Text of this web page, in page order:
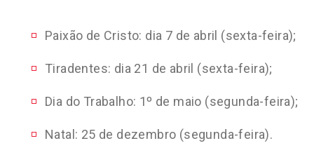
Paixão de Cristo: dia 7 de abril (sexta-feira);
Tiradentes: dia 21 de abril (sexta-feira);
Dia do Trabalho: 1º de maio (segunda-feira);
Natal: 25 de dezembro (segunda-feira).